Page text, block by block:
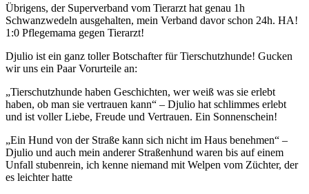
Übrigens, der Superverband vom Tierarzt hat genau 1h
Schwanzwedeln ausgehalten, mein Verband davor schon 24h. HA!
1:0 Pflegemama gegen Tierarzt!
Djulio ist ein ganz toller Botschafter für Tierschutzhunde! Gucken
wir uns ein Paar Vorurteile an:
„Tierschutzhunde haben Geschichten, wer weiß was sie erlebt
haben, ob man sie vertrauen kann“ – Djulio hat schlimmes erlebt
und ist voller Liebe, Freude und Vertrauen. Ein Sonnenschein!
„Ein Hund von der Straße kann sich nicht im Haus benehmen“ –
Djulio und auch mein anderer Straßenhund waren bis auf einem
Unfall stubenrein, ich kenne niemand mit Welpen vom Züchter, der
es leichter hatte